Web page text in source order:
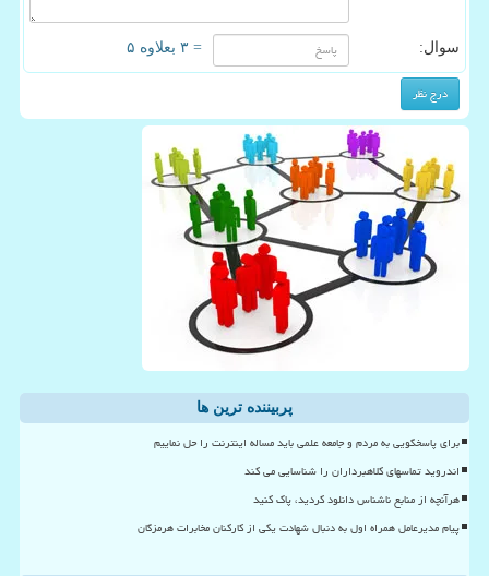
سوال: = ۳ بعلاوه ۵
پربیننده ترین ها
برای پاسخگویی به مردم و جامعه علمی باید مساله اینترنت را حل نماییم
اندروید تماسهای کلاهبرداران را شناسایی می کند
هرآنچه از منابع ناشناس دانلود کردید، پاک کنید
پیام مدیرعامل همراه اول به دنبال شهادت یکی از کارکنان مخابرات هرمزگان